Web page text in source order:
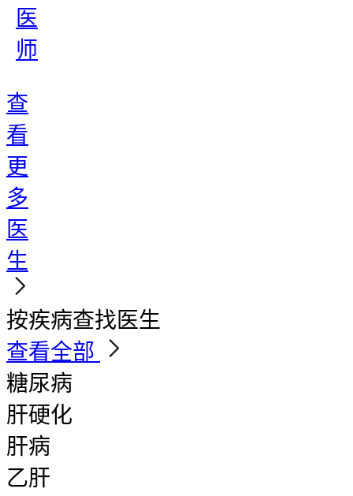
医
师
查
看
更
多
医
生
按疾病查找医生
查看全部
糖尿病
肝硬化
肝病
乙肝